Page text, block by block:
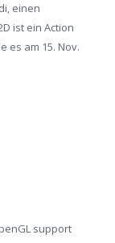
einen
ist ein Action
es am 15. Nov.
support